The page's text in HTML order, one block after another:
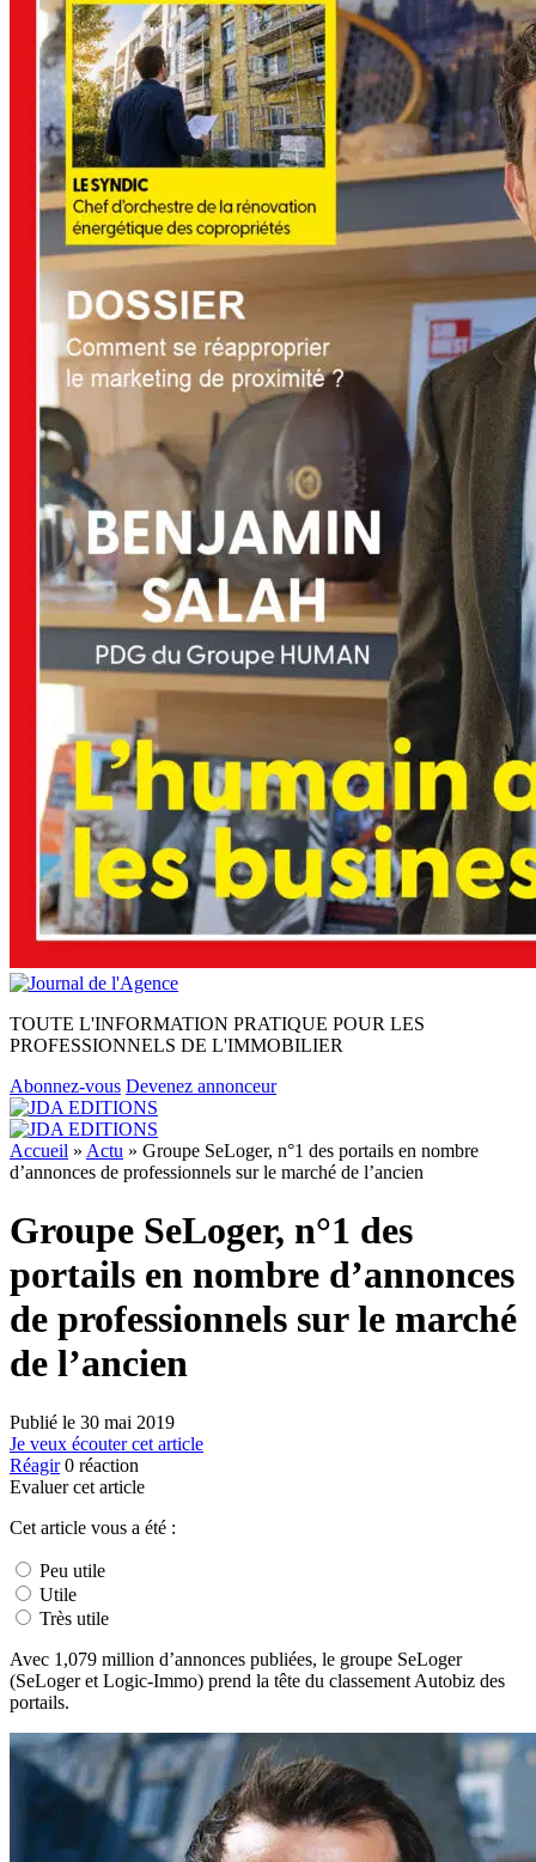
TOUTE L'INFORMATION PRATIQUE POUR LES
PROFESSIONNELS DE L'IMMOBILIER
Abonnez-vous Devenez annonceur
Accueil » Actu » Groupe SeLoger, n°1 des portails en nombre
d’annonces de professionnels sur le marché de l’ancien
Groupe SeLoger, n°1 des
portails en nombre d’annonces
de professionnels sur le marché
de l’ancien
Publié le 30 mai 2019
Je veux écouter cet article
Réagir 0 réaction
Evaluer cet article
Cet article vous a été :
Peu utile
Utile
Très utile
Avec 1,079 million d’annonces publiées, le groupe SeLoger
(SeLoger et Logic-Immo) prend la tête du classement Autobiz des
portails.